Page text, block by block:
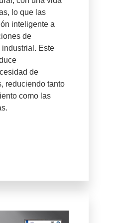
lo que las
inteligente a
de
Este
de
reduciendo tanto
como las